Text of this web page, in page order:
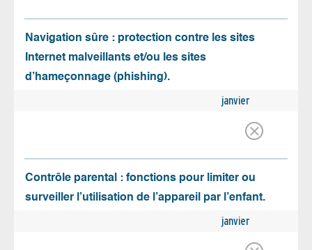
Navigation sûre : protection contre les sites
Internet malveillants et/ou les sites
d’hameçonnage (phishing).
janvier
Contrôle parental : fonctions pour limiter ou
surveiller l’utilisation de l’appareil par l’enfant.
janvier